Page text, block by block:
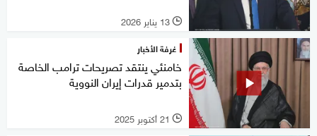
l 13 يناير 2026
غرفة الأخبار
خامنئي ينتقد تصريحات ترامب الخاصة
بتدمير قدرات إيران النووية
l 21 أكتوبر 2025